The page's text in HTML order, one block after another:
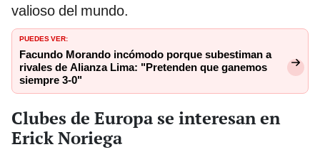
valioso del mundo.
PUEDES VER:
Facundo Morando incómodo porque subestiman a
rivales de Alianza Lima: "Pretenden que ganemos
siempre 3-0"
Clubes de Europa se interesan en
Erick Noriega